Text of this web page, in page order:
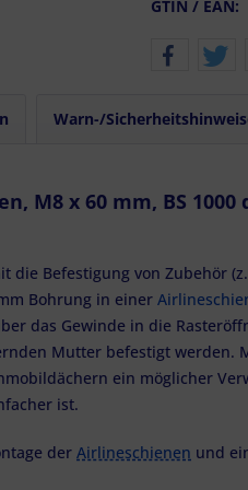
GTIN / EAN:
Warn-/
M8 x 60 mm, BS 1000
Befestigung von Zubehör
Bohrung in einer
das Gewinde in die
Mutter befestigt werden.
ein möglicher
ist.
der Airlineschienen und